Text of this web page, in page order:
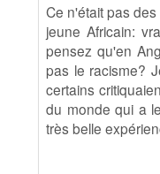
Ce n'était pas
jeune Africain:
pensez qu'en
pas le racisme?
certains
du monde qui a
très belle